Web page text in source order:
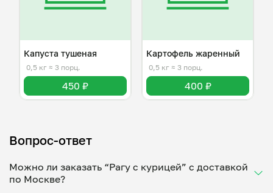
Капуста тушеная
0,5 кг ≈ 3 порц.
450 ₽
Картофель жаренный
0,5 кг ≈ 3 порц.
400 ₽
Вопрос-ответ
Можно ли заказать “Рагу с курицей” с доставкой
по Москве?